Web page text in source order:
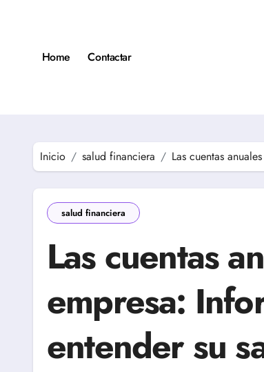
Home
Contactar
Inicio salud financiera Las cuentas
salud financiera
Las cuentas
empresa:
entender su